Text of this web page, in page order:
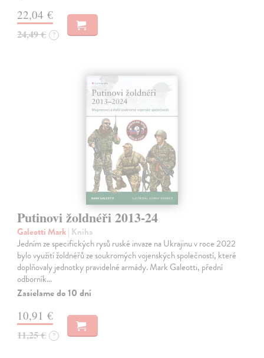
22,04 €
24,49 € ?
Putinovi žoldnéři 2013-24
Galeotti Mark| Kniha
Jedním ze specifických rysů ruské invaze na Ukrajinu v roce 2022
bylo využití žoldnéřů ze soukromých vojenských společností, které
doplňovaly jednotky pravidelné armády. Mark Galeotti, přední
odborník…
Zasielame do 10 dní
10,91 €
11,25 € ?